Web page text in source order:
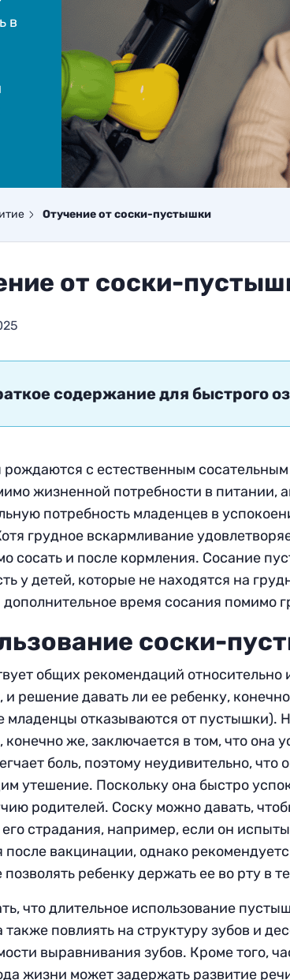
в
Отучение от соски-пустышки
от соски-
содержание для быстрого
с естественным
жизненной потребности в питании,
потребность младенцев в
грудное вскармливание
сосать и после кормления. Сосание
у детей, которые не находятся на
дополнительное время сосания помимо
соски-
общих рекомендаций относительно
решение давать ли ее ребенку,
младенцы отказываются от пустышки).
же, заключается в том, что она
боль, поэтому неудивительно, что
утешение. Поскольку она быстро
родителей. Соску можно давать,
его страдания, например, если он
вакцинации, однако
позволять ребенку держать ее во рту в
что длительное использование
также повлиять на структуру зубов и
выравнивания зубов. Кроме того,
жизни может задержать развитие